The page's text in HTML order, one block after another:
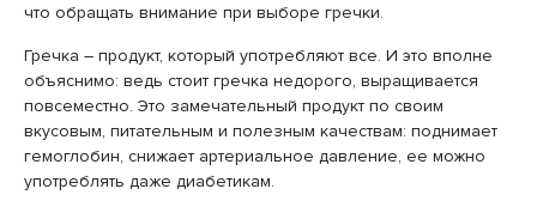
что обращать внимание при выборе гречки.
Гречка – продукт, который употребляют все. И это вполне
объяснимо: ведь стоит гречка недорого, выращивается
повсеместно. Это замечательный продукт по своим
вкусовым, питательным и полезным качествам: поднимает
гемоглобин, снижает артериальное давление, ее можно
употреблять даже диабетикам.